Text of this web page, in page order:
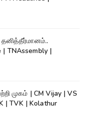
| TNAssembly |
Vijay | VS
| TVK | Kolathur